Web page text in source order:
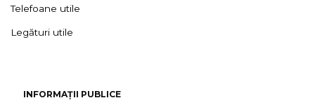
Telefoane utile
Legături utile
INFORMAȚII PUBLICE